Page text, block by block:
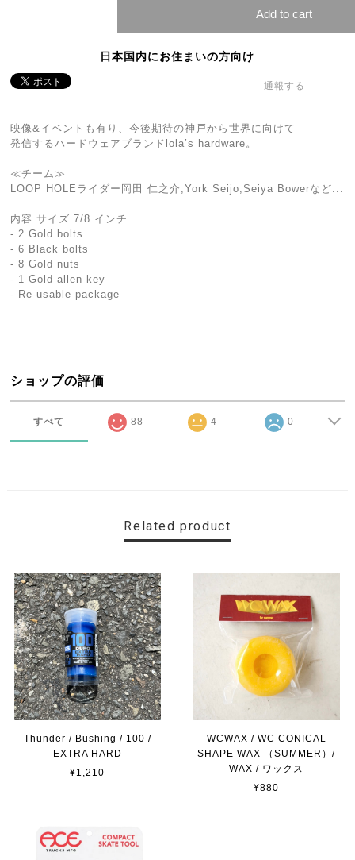
Add to cart
日本国内にお住まいの方向け
通報する
映像&イベントも有り、今後期待の神戸から世界に向けて
発信するハードウェアブランドlola’s hardware。
≪チーム≫
LOOP HOLEライダー岡田 仁之介,York Seijo,Seiya Bowerなど...
内容 サイズ 7/8 インチ
- 2 Gold bolts
- 6 Black bolts
- 8 Gold nuts
- 1 Gold allen key
- Re-usable package
ショップの評価
すべて 88 4 0
Related product
Thunder / Bushing / 100 /
EXTRA HARD
¥1,210
WCWAX / WC CONICAL
SHAPE WAX （SUMMER）/
WAX / ワックス
¥880